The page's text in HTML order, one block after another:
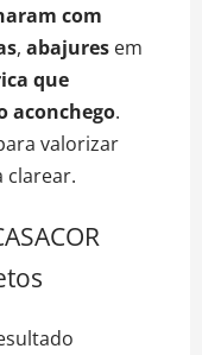
com
, abajures em
que
aconchego.
valorizar
clarear.